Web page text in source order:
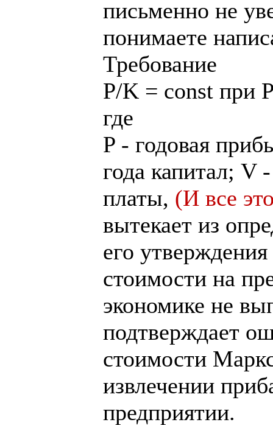
письменно не
понимаете
Требование
P/K = const при
где
P - годовая
года капитал; V
платы, (И все
вытекает из
его
стоимости на
экономике не
подтверждает
стоимости
извлечении
предприятии.